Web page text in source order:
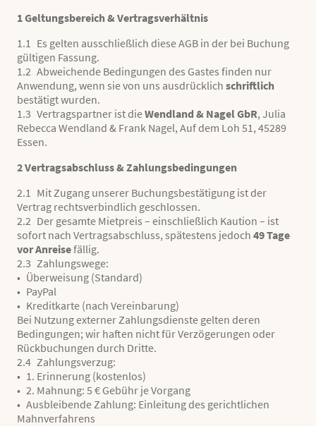
1 Geltungsbereich & Vertragsverhältnis
1.1 Es gelten ausschließlich diese AGB in der bei Buchung
gültigen Fassung.
1.2 Abweichende Bedingungen des Gastes finden nur
Anwendung, wenn sie von uns ausdrücklich schriftlich
bestätigt wurden.
1.3 Vertragspartner ist dieWendland & Nagel GbR, Julia
Rebecca Wendland & Frank Nagel, Auf dem Loh 51, 45289
Essen.
2 Vertragsabschluss & Zahlungsbedingungen
2.1 Mit Zugang unserer Buchungsbestätigung ist der
Vertrag rechtsverbindlich geschlossen.
2.2 Der gesamte Mietpreis – einschließlich Kaution – ist
sofort nach Vertragsabschluss, spätestens jedoch 49 Tage
vor Anreisefällig.
2.3 Zahlungswege:
• Überweisung (Standard)
• PayPal
• Kreditkarte (nach Vereinbarung)
Bei Nutzung externer Zahlungsdienste gelten deren
Bedingungen; wir haften nicht für Verzögerungen oder
Rückbuchungen durch Dritte.
2.4 Zahlungsverzug:
• 1. Erinnerung (kostenlos)
• 2. Mahnung: 5 € Gebühr je Vorgang
• Ausbleibende Zahlung: Einleitung des gerichtlichen
Mahnverfahrens